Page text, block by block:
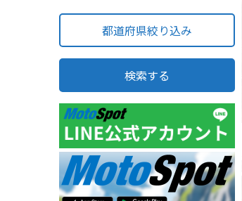
都道府県絞り込み
検索する